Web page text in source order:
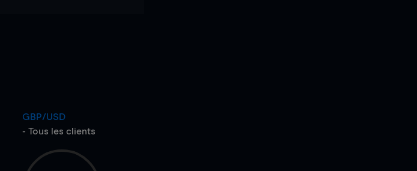
GBP/USD
- Tous les clients